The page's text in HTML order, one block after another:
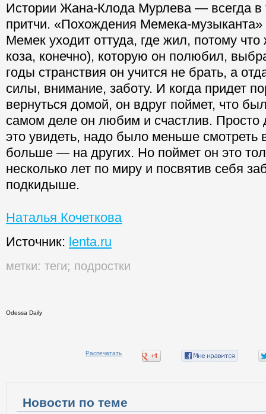
Истории Жана-Клода Мурлева — всегда в
притчи. «Похождения Мемека-
Мемек уходит оттуда, где жил, потому
коза, конечно), которую он полюбил,
годы странствия он учится не брать, а
силы, внимание, заботу. И когда придет
вернуться домой, он вдруг поймет, что
самом деле он любим и счастлив. Просто
это увидеть, надо было меньше смотреть
больше — на других. Но поймет он это
несколько лет по миру и посвятив себя
подкидыше.
Наталья Кочеткова
Источник: lenta.ru
метки: теги; подростки
Odessa Daily
Распечатать
Новости по теме